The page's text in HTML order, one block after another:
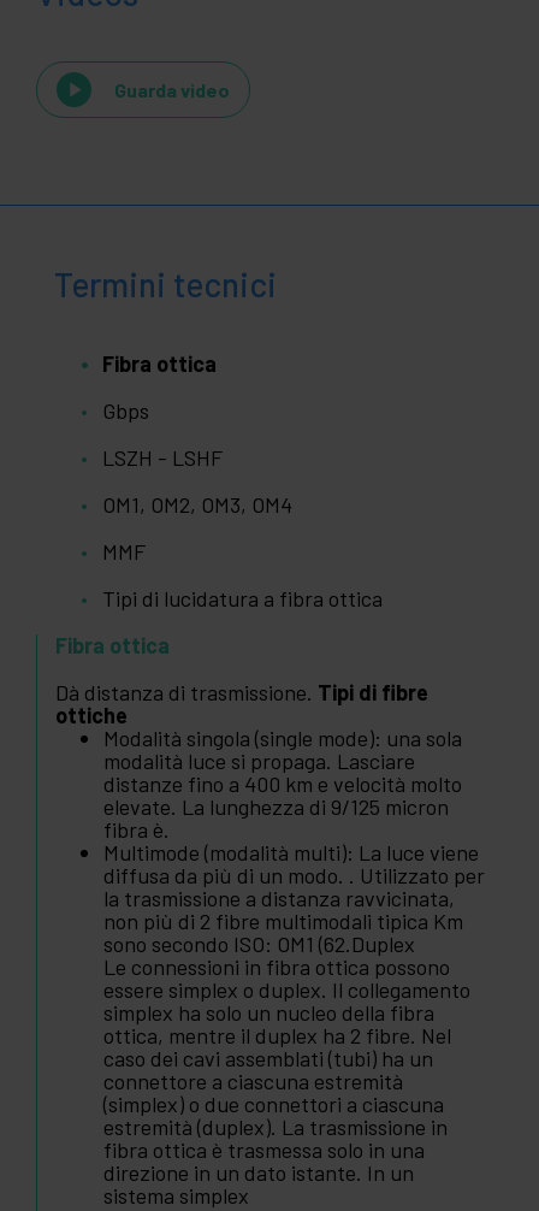
Guarda video
Termini tecnici
Fibra ottica
Gbps
LSZH - LSHF
OM1, OM2, OM3, OM4
MMF
Tipi di lucidatura a fibra ottica
Fibra ottica
Dà distanza di trasmissione. Tipi di fibre
ottiche
Modalità singola (single mode): una sola
modalità luce si propaga. Lasciare
distanze fino a 400 km e velocità molto
elevate. La lunghezza di 9/125 micron
fibra è.
Multimode (modalità multi): La luce viene
diffusa da più di un modo. . Utilizzato per
la trasmissione a distanza ravvicinata,
non più di 2 fibre multimodali tipica Km
sono secondo ISO: OM1 (62.Duplex
Le connessioni in fibra ottica possono
essere simplex o duplex. Il collegamento
simplex ha solo un nucleo della fibra
ottica, mentre il duplex ha 2 fibre. Nel
caso dei cavi assemblati (tubi) ha un
connettore a ciascuna estremità
(simplex) o due connettori a ciascuna
estremità (duplex). La trasmissione in
fibra ottica è trasmessa solo in una
direzione in un dato istante. In un
sistema simplex